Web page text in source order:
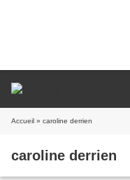
Accueil » caroline derrien
caroline derrien